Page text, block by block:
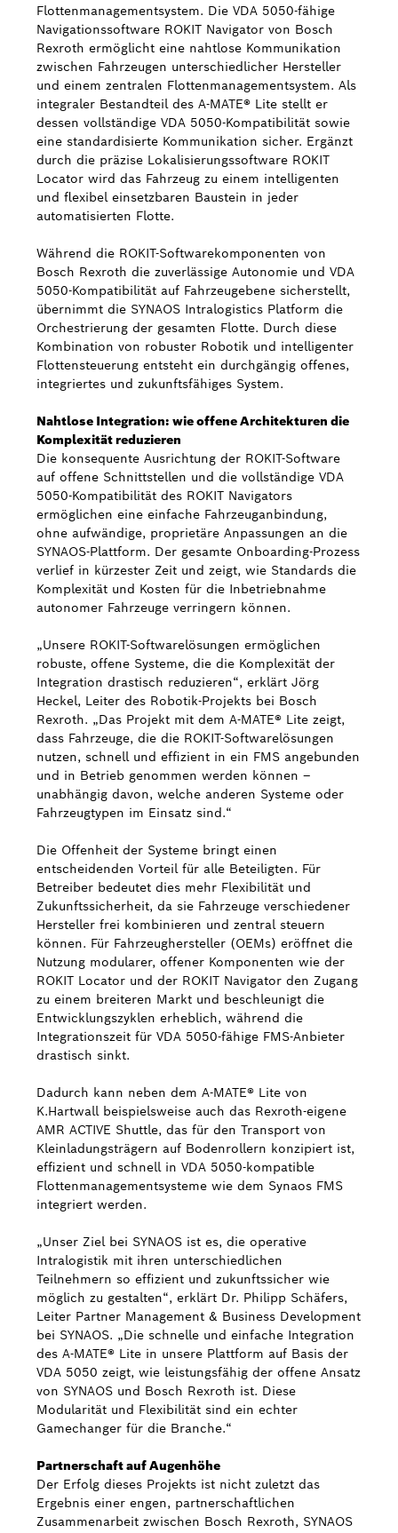
Flottenmanagementsystem. Die VDA 5050-fähige
Navigationssoftware ROKIT Navigator von Bosch
Rexroth ermöglicht eine nahtlose Kommunikation
zwischen Fahrzeugen unterschiedlicher Hersteller
und einem zentralen Flottenmanagementsystem. Als
integraler Bestandteil des A-MATE® Lite stellt er
dessen vollständige VDA 5050-Kompatibilität sowie
eine standardisierte Kommunikation sicher. Ergänzt
durch die präzise Lokalisierungssoftware ROKIT
Locator wird das Fahrzeug zu einem intelligenten
und flexibel einsetzbaren Baustein in jeder
automatisierten Flotte.
Während die ROKIT-Softwarekomponenten von
Bosch Rexroth die zuverlässige Autonomie und VDA
5050-Kompatibilität auf Fahrzeugebene sicherstellt,
übernimmt die SYNAOS Intralogistics Platform die
Orchestrierung der gesamten Flotte. Durch diese
Kombination von robuster Robotik und intelligenter
Flottensteuerung entsteht ein durchgängig offenes,
integriertes und zukunftsfähiges System.
Nahtlose Integration: wie offene Architekturen die
Komplexität reduzieren
Die konsequente Ausrichtung der ROKIT-Software
auf offene Schnittstellen und die vollständige VDA
5050-Kompatibilität des ROKIT Navigators
ermöglichen eine einfache Fahrzeuganbindung,
ohne aufwändige, proprietäre Anpassungen an die
SYNAOS-Plattform. Der gesamte Onboarding-Prozess
verlief in kürzester Zeit und zeigt, wie Standards die
Komplexität und Kosten für die Inbetriebnahme
autonomer Fahrzeuge verringern können.
„Unsere ROKIT-Softwarelösungen ermöglichen
robuste, offene Systeme, die die Komplexität der
Integration drastisch reduzieren“, erklärt Jörg
Heckel, Leiter des Robotik-Projekts bei Bosch
Rexroth. „Das Projekt mit dem A-MATE® Lite zeigt,
dass Fahrzeuge, die die ROKIT-Softwarelösungen
nutzen, schnell und effizient in ein FMS angebunden
und in Betrieb genommen werden können –
unabhängig davon, welche anderen Systeme oder
Fahrzeugtypen im Einsatz sind.“
Die Offenheit der Systeme bringt einen
entscheidenden Vorteil für alle Beteiligten. Für
Betreiber bedeutet dies mehr Flexibilität und
Zukunftssicherheit, da sie Fahrzeuge verschiedener
Hersteller frei kombinieren und zentral steuern
können. Für Fahrzeughersteller (OEMs) eröffnet die
Nutzung modularer, offener Komponenten wie der
ROKIT Locator und der ROKIT Navigator den Zugang
zu einem breiteren Markt und beschleunigt die
Entwicklungszyklen erheblich, während die
Integrationszeit für VDA 5050-fähige FMS-Anbieter
drastisch sinkt.
Dadurch kann neben dem A-MATE® Lite von
K.Hartwall beispielsweise auch das Rexroth-eigene
AMR ACTIVE Shuttle, das für den Transport von
Kleinladungsträgern auf Bodenrollern konzipiert ist,
effizient und schnell in VDA 5050-kompatible
Flottenmanagementsysteme wie dem Synaos FMS
integriert werden.
„Unser Ziel bei SYNAOS ist es, die operative
Intralogistik mit ihren unterschiedlichen
Teilnehmern so effizient und zukunftssicher wie
möglich zu gestalten“, erklärt Dr. Philipp Schäfers,
Leiter Partner Management & Business Development
bei SYNAOS. „Die schnelle und einfache Integration
des A-MATE® Lite in unsere Plattform auf Basis der
VDA 5050 zeigt, wie leistungsfähig der offene Ansatz
von SYNAOS und Bosch Rexroth ist. Diese
Modularität und Flexibilität sind ein echter
Gamechanger für die Branche.“
Partnerschaft auf Augenhöhe
Der Erfolg dieses Projekts ist nicht zuletzt das
Ergebnis einer engen, partnerschaftlichen
Zusammenarbeit zwischen Bosch Rexroth, SYNAOS